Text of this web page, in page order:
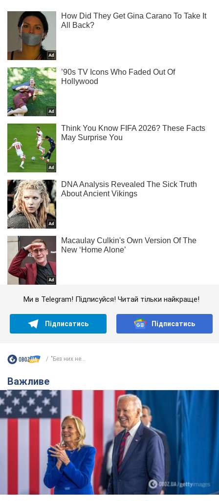
Ми в Telegram! Підписуйся! Читай тільки найкраще!
Підписатись Підписатись
"Без них не...
Важливе